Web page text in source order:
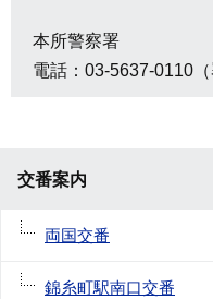
本所警察署
電話：03-5637-0110（
交番案内
両国交番
錦糸町駅南口交番